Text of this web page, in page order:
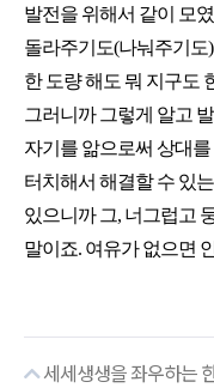
발전을 위해서 같이 모
돌라주기도(나눠주기도
한 도량 해도 뭐 지구도
그러니까 그렇게 알고
자기를 앎으로써 상대
터치해서 해결할 수 있
있으니까 그, 너그럽고
말이죠. 여유가 없으면
세세생생을 좌우하는